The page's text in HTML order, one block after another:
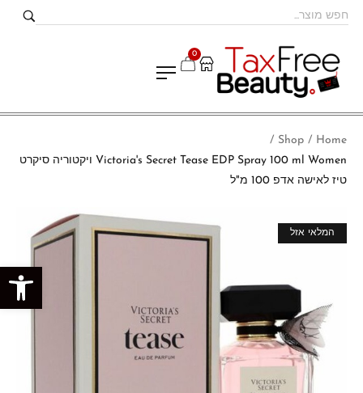
פתח סרגל נגישות
0
Home
/
Shop
/
Victoria's Secret Tease EDP Spray 100 ml Women ויקטוריה סיקרט
טיז לאישה אדפ 100 מ"ל
מבצע!
המלאי אזל